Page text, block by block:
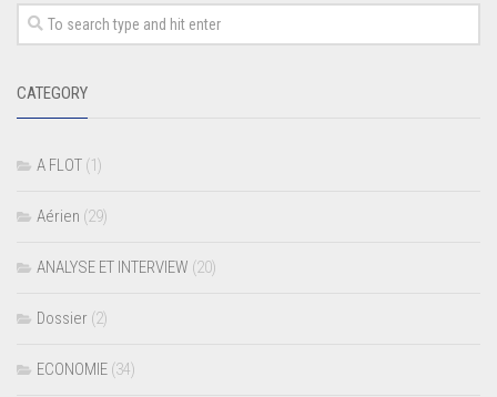
CATEGORY
A FLOT (1)
Aérien (29)
ANALYSE ET INTERVIEW (20)
Dossier (2)
ECONOMIE (34)